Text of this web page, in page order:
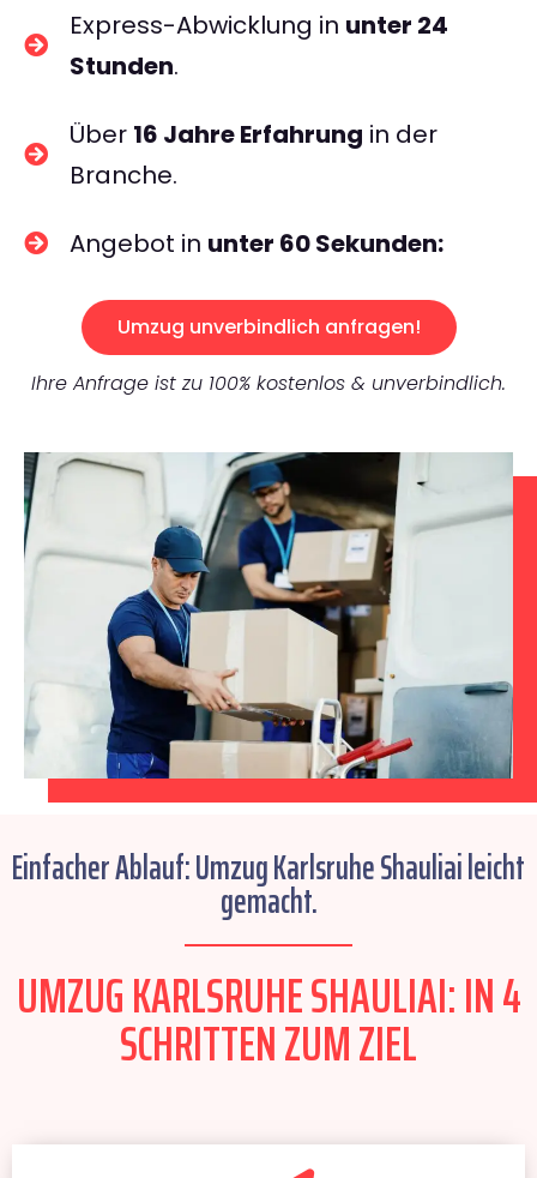
Express-Abwicklung in unter 24
Stunden.
Über 16 Jahre Erfahrung in der
Branche.
Angebot in unter 60 Sekunden:
Umzug unverbindlich anfragen!
Ihre Anfrage ist zu 100% kostenlos & unverbindlich.
Einfacher Ablauf: Umzug Karlsruhe Shauliai leicht
gemacht.
UMZUG KARLSRUHE SHAULIAI: IN 4
SCHRITTEN ZUM ZIEL